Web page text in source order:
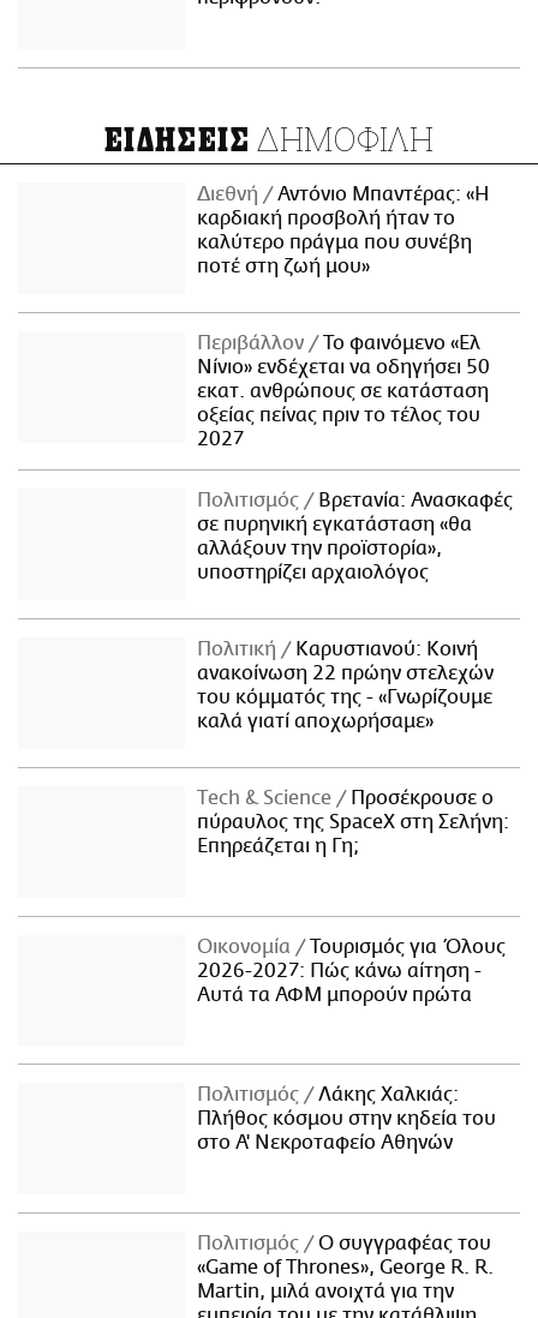
ΕΙΔΗΣΕΙΣ ΔΗΜΟΦΙΛΗ
Διεθνή
Αντόνιο Μπαντέρας: «Η
καρδιακή προσβολή ήταν το
καλύτερο πράγμα που συνέβη
ποτέ στη ζωή μου»
Περιβάλλον
Το φαινόμενο «Ελ
Νίνιο» ενδέχεται να οδηγήσει 50
εκατ. ανθρώπους σε κατάσταση
οξείας πείνας πριν το τέλος του
2027
Πολιτισμός
Βρετανία: Ανασκαφές
σε πυρηνική εγκατάσταση «θα
αλλάξουν την προϊστορία»,
υποστηρίζει αρχαιολόγος
Πολιτική
Καρυστιανού: Κοινή
ανακοίνωση 22 πρώην στελεχών
του κόμματός της - «Γνωρίζουμε
καλά γιατί αποχωρήσαμε»
Τech & Science
Προσέκρουσε ο
πύραυλος της SpaceX στη Σελήνη:
Επηρεάζεται η Γη;
Οικονομία
Τουρισμός για Όλους
2026-2027: Πώς κάνω αίτηση -
Αυτά τα ΑΦΜ μπορούν πρώτα
Πολιτισμός
Λάκης Χαλκιάς:
Πλήθος κόσμου στην κηδεία του
στο Α' Νεκροταφείο Αθηνών
Πολιτισμός
Ο συγγραφέας του
«Game of Thrones», George R. R.
Martin, μιλά ανοιχτά για την